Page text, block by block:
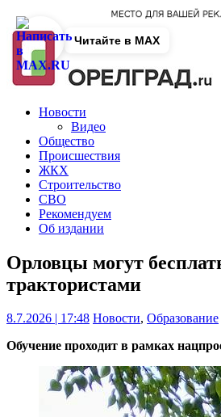
Новости
Видео
Общество
Происшествия
ЖКХ
Строительство
СВО
Рекомендуем
Об издании
Орловцы могут
трактористами
8.7.2026 | 17:48 Новости, Образование
Обучение проходит в рамках
Читайте в MAX